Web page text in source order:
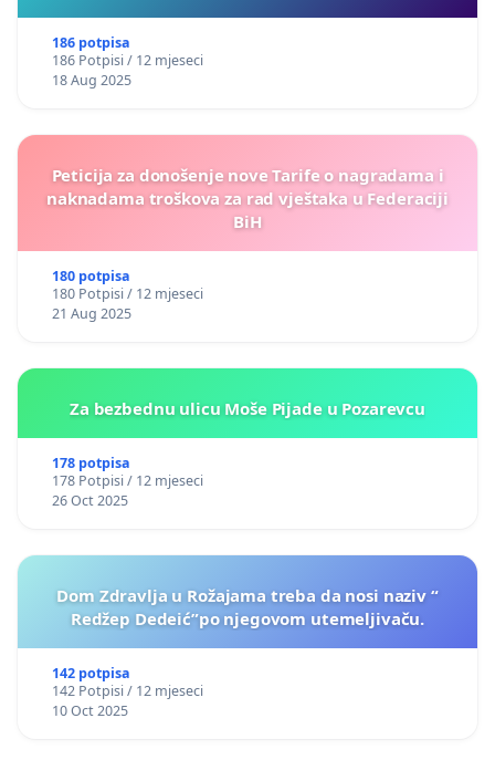
186 potpisa
186 Potpisi / 12 mjeseci
18 Aug 2025
Peticija za donošenje nove Tarife o nagradama i
naknadama troškova za rad vještaka u Federaciji
BiH
180 potpisa
180 Potpisi / 12 mjeseci
21 Aug 2025
Za bezbednu ulicu Moše Pijade u Pozarevcu
178 potpisa
178 Potpisi / 12 mjeseci
26 Oct 2025
Dom Zdravlja u Rožajama treba da nosi naziv “
Redžep Dedeić”po njegovom utemeljivaču.
142 potpisa
142 Potpisi / 12 mjeseci
10 Oct 2025